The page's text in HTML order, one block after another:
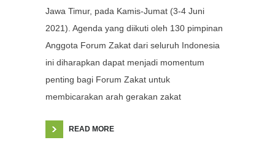
Jawa Timur, pada Kamis-Jumat (3-4 Juni
2021). Agenda yang diikuti oleh 130 pimpinan
Anggota Forum Zakat dari seluruh Indonesia
ini diharapkan dapat menjadi momentum
penting bagi Forum Zakat untuk
membicarakan arah gerakan zakat
READ MORE